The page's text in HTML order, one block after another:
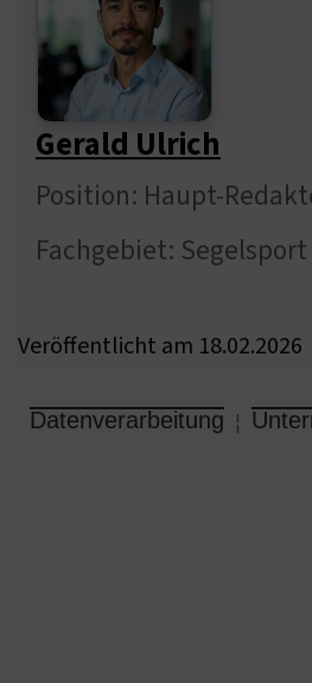
Gerald Ulrich
Position: Haupt-
Fachgebiet: Segelsport
Veröffentlicht am 18.02.2026
Datenverarbeitung ¦